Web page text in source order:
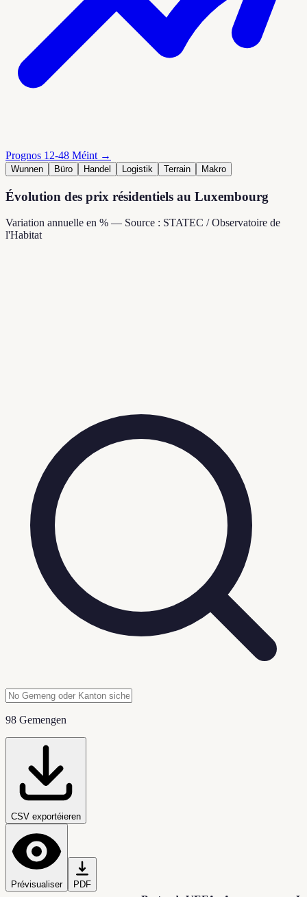
Prognos 12-48 Méint →
Wunnen Büro Handel Logistik Terrain Makro
Évolution des prix résidentiels au Luxembourg
Variation annuelle en % — Source : STATEC / Observatoire de
l'Habitat
98 Gemengen
CSV exportéieren
Prévisualiser PDF